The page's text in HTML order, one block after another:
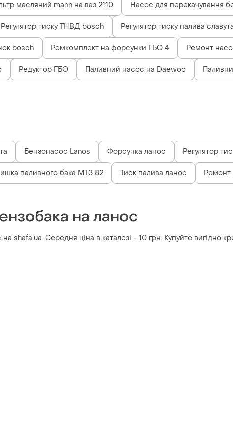
масляний mann на ваз 2110 Насос для перекачування
Регулятор тиску ТНВД bosch Регулятор тиску палива славута
bosch Ремкомплект на форсунки ГБО 4 Ремонт
Редуктор ГБО Паливний насос на Daewoo
Бензонасос Lanos Форсунка ланос Регулятор
паливного бака МТЗ 82 Тиск палива ланос Ремонт
на ланос
shafa.ua. Середня ціна в каталозі - 10 грн. Купуйте вигідно